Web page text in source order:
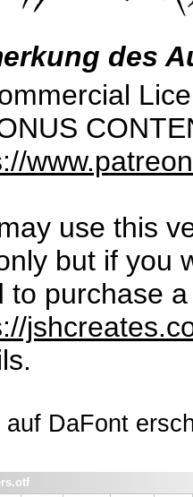
des
use this
but if you
to purchase
auf DaFont